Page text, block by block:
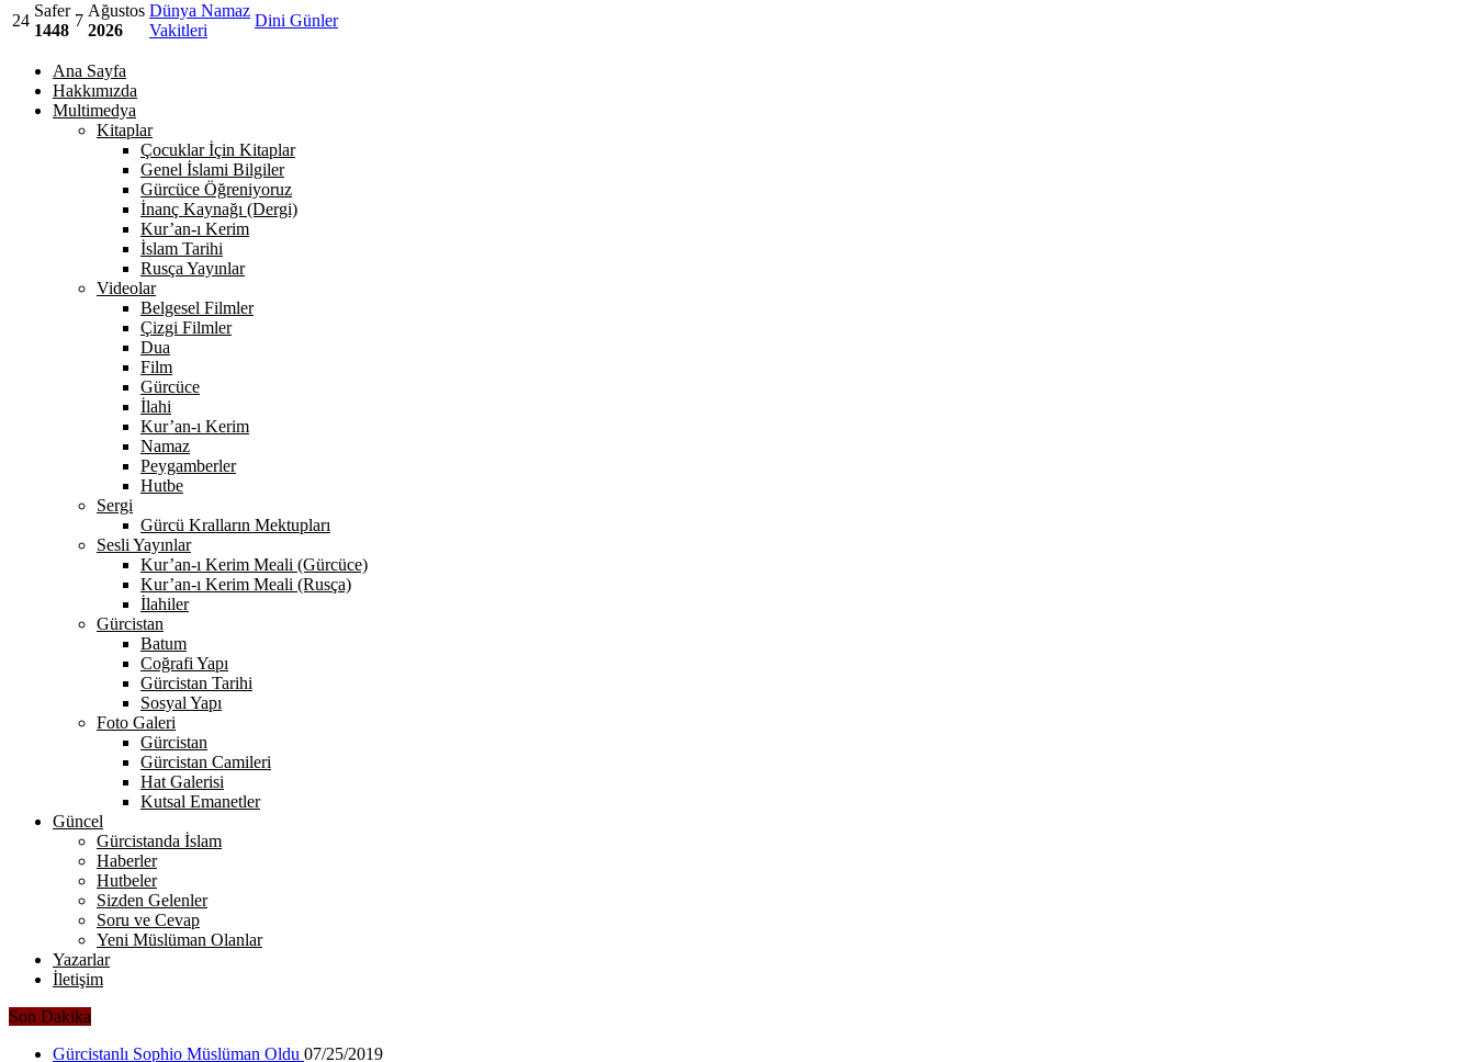
24
Safer
1448
7
Ağustos
2026
Dünya Namaz
Vakitleri
Dini Günler
Ana Sayfa
Hakkımızda
Multimedya
Kitaplar
Çocuklar İçin Kitaplar
Genel İslami Bilgiler
Gürcüce Öğreniyoruz
İnanç Kaynağı (Dergi)
Kur’an-ı Kerim
İslam Tarihi
Rusça Yayınlar
Videolar
Belgesel Filmler
Çizgi Filmler
Dua
Film
Gürcüce
İlahi
Kur’an-ı Kerim
Namaz
Peygamberler
Hutbe
Sergi
Gürcü Kralların Mektupları
Sesli Yayınlar
Kur’an-ı Kerim Meali (Gürcüce)
Kur’an-ı Kerim Meali (Rusça)
İlahiler
Gürcistan
Batum
Coğrafi Yapı
Gürcistan Tarihi
Sosyal Yapı
Foto Galeri
Gürcistan
Gürcistan Camileri
Hat Galerisi
Kutsal Emanetler
Güncel
Gürcistanda İslam
Haberler
Hutbeler
Sizden Gelenler
Soru ve Cevap
Yeni Müslüman Olanlar
Yazarlar
İletişim
Son Dakika
Gürcistanlı Sophio Müslüman Oldu 07/25/2019